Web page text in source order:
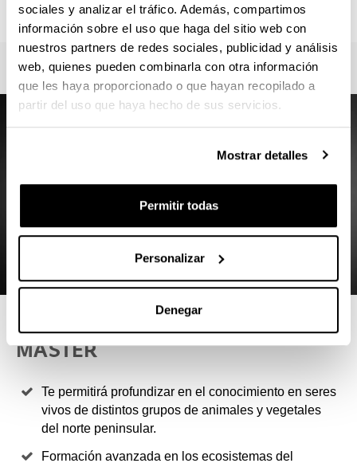
sociales y analizar el tráfico. Además, compartimos
información sobre el uso que haga del sitio web con
nuestros partners de redes sociales, publicidad y análisis
web, quienes pueden combinarla con otra información
que les haya proporcionado o que hayan recopilado a
partir del uso que haya hecho de sus servicios.
Mostrar detalles
Permitir todas
Personalizar
Denegar
94 601 33 90
4 RAZONES PARA ELEGIR ESTE
MÁSTER
Te permitirá profundizar en el conocimiento en seres
vivos de distintos grupos de animales y vegetales
del norte peninsular.
Formación avanzada en los ecosistemas del